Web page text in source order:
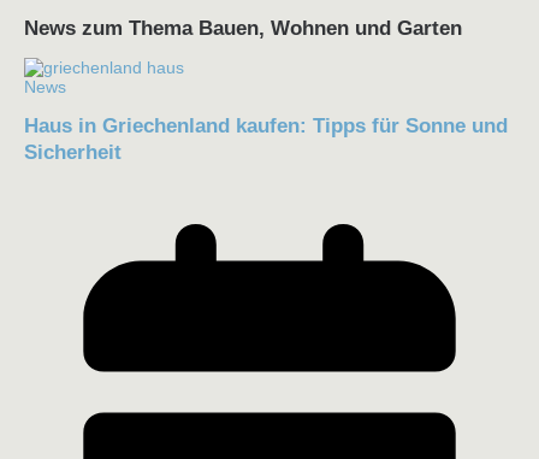
News zum Thema Bauen, Wohnen und Garten
News
Haus in Griechenland kaufen: Tipps für Sonne und
Sicherheit